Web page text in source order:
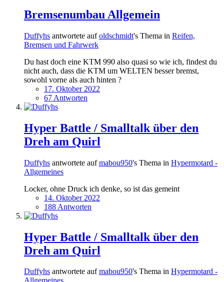
Bremsenumbau Allgemein
Duffyhs antwortete aufoldschmidt's Thema in Reifen,
Bremsen und Fahrwerk
Du hast doch eine KTM 990 also quasi so wie ich, findest du
nicht auch, dass die KTM um WELTEN besser bremst,
sowohl vorne als auch hinten ?
17. Oktober 2022
67 Antworten
Hyper Battle / Smalltalk über den
Dreh am Quirl
Duffyhs antwortete aufmabou950's Thema in Hypermotard -
Allgemeines
Locker, ohne Druck ich denke, so ist das gemeint
14. Oktober 2022
188 Antworten
Hyper Battle / Smalltalk über den
Dreh am Quirl
Duffyhs antwortete aufmabou950's Thema in Hypermotard -